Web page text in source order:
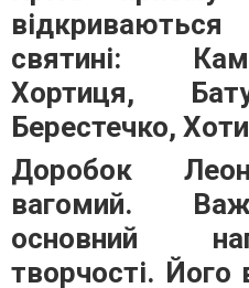
святині:
Хортиця,
Берестечко,
Доробок
вагомий.
основний
творчості. Його